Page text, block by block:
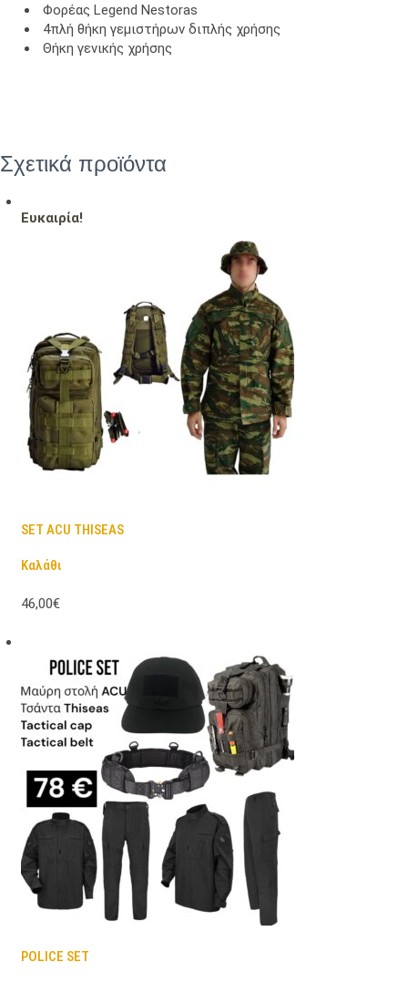
Φορέας Legend Nestoras
4πλή θήκη γεμιστήρων διπλής χρήσης
Θήκη γενικής χρήσης
Σχετικά προϊόντα
Ευκαιρία!
SET ACU THISEAS
Καλάθι
46,00€
POLICE SET